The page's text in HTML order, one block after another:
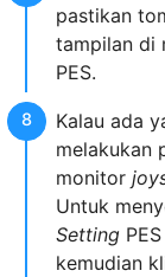
pastikan
tampilan di
PES.
Kalau ada
melakukan
monitor
Untuk
Setting
kemudian